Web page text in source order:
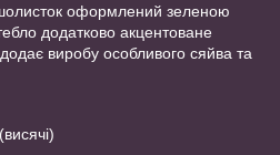
оформлений зеленою
додатково акцентоване
виробу особливого сяйва та